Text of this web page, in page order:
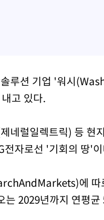
루션 기업 '워시
고 있다.
네럴일렉트릭) 등 현
전자로선 '기회의 땅'
에 따
2029년까지 연평